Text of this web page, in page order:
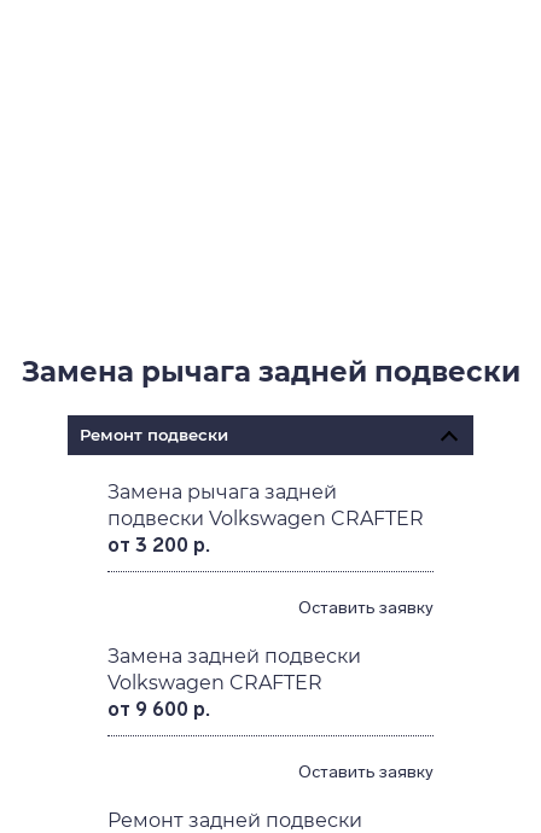
Замена рычага задней подвески
Ремонт подвески
Замена рычага задней
подвески Volkswagen CRAFTER
от 3 200 р.
Оставить заявку
Замена задней подвески
Volkswagen CRAFTER
от 9 600 р.
Оставить заявку
Ремонт задней подвески